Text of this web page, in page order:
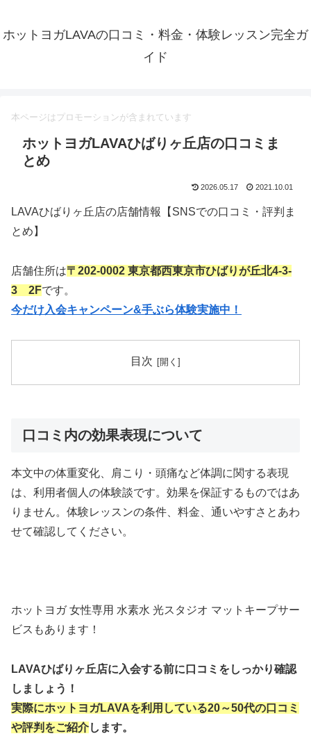
ホットヨガLAVAの口コミ・料金・体験レッスン完全ガ
イド
本ページはプロモーションが含まれています
ホットヨガLAVAひばりヶ丘店の口コミま
とめ
2026.05.17 2021.10.01
LAVAひばりヶ丘店の店舗情報【SNSでの口コミ・評判ま
とめ】
店舗住所は〒202-0002 東京都西東京市ひばりが丘北4-3-
3 2Fです。
今だけ入会キャンペーン&手ぶら体験実施中！
目次
口コミ内の効果表現について
本文中の体重変化、肩こり・頭痛など体調に関する表現
は、利用者個人の体験談です。効果を保証するものではあ
りません。体験レッスンの条件、料金、通いやすさとあわ
せて確認してください。
ホットヨガ 女性専用 水素水 光スタジオ マットキープサー
ビスもあります！
LAVAひばりヶ丘店に入会する前に口コミをしっかり確認
しましょう！
実際にホットヨガLAVAを利用している20～50代の口コミ
や評判をご紹介します。